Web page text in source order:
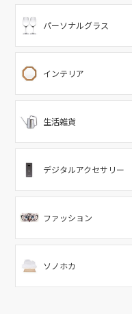
パーソナルグラス
インテリア
生活雑貨
デジタルアクセサリー
ファッション
ソノホカ